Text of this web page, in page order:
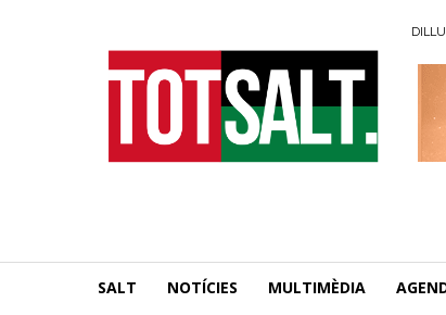
SALT NOTÍCIES MULTIMÈDIA